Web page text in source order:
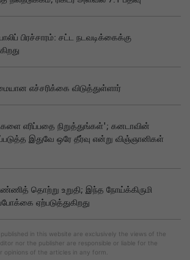
பிரச்சாரம்: சட்ட நடவடிக்கைக்கு
எச்சரிக்கை விடுத்துள்ளார்
எரிப்பதை நிறுத்துங்கள்'; கனடாவின்
இதுவே ஒரே தீர்வு என்று விஞ்ஞானிகள்
தொற்று உறுதி; இந்த நோய்க்கிருமி
ஏற்படுத்துகிறது
published in this website are exclusively the views of the
nor the publisher are responsible or liable for the
opinions of the articles in any form.